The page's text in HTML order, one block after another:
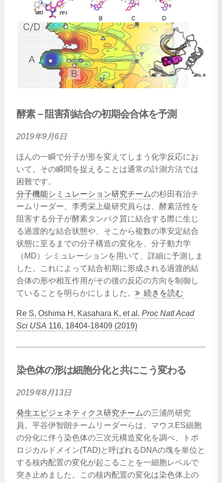
酵素－阻害剤結合の初期会合体を予測
2019年9月6日
ほんの一瞬で分子が形を変えてしまう化学反応にお
いて、その瞬間を捉えることは通常の計測方法では
困難です。
分子機能シミュレーション研究チームの杉田有治チ
ームリーダー、李秀栄上級研究員らは、酵素活性を
阻害する分子が酵素タンパク質に結合する際に生じ
る過渡的な結合状態や、そこから複数の準安定結合
状態に至るまでの分子構造の変化を、分子動力学
（MD）シミュレーションを用いて、詳細に予測しま
した。これによって結合初期に形成される過渡的結
合体の形や相互作用がその後の反応の方向を制御し
ていることを明らかにしました。
続きを読む
Re S, Oshima H, Kasahara K, et al.Proc Natl Acad
Sci USA 116, 18404-18409 (2019)
染色体の形は細胞分化と共にこう変わる
2019年8月13日
発生エピジェネティクス研究チームの三浦尚研究
員、平谷伊智朗チームリーダーらは、マウスES細胞
の分化に伴う染色体の三次元構造変化を調べ、トポ
ロジカルドメイン(TAD)と呼ばれるDNAの塊を単位と
する核内配置の変化が起こることを一細胞レベルで
突き止めました。この核内配置の変化は染色体上の